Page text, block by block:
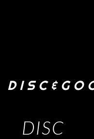
DISC